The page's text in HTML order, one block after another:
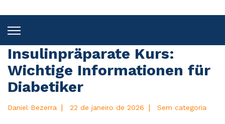
Insulinpräparate Kurs:
Wichtige Informationen für
Diabetiker
Daniel Bezerra | 22 de janeiro de 2026 | Sem categoria